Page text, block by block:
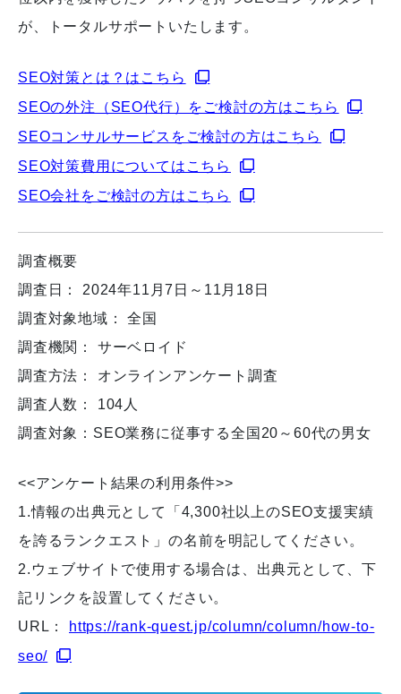
が、トータルサポートいたします。
SEO対策とは？はこちら
SEOの外注（SEO代行）をご検討の方はこちら
SEOコンサルサービスをご検討の方はこちら
SEO対策費用についてはこちら
SEO会社をご検討の方はこちら
調査概要
調査日： 2024年11月7日～11月18日
調査対象地域： 全国
調査機関： サーベロイド
調査方法： オンラインアンケート調査
調査人数： 104人
調査対象：SEO業務に従事する全国20～60代の男女
<<アンケート結果の利用条件>>
1.情報の出典元として「4,300社以上のSEO支援実績
を誇るランクエスト」の名前を明記してください。
2.ウェブサイトで使用する場合は、出典元として、下
記リンクを設置してください。
URL：
https://rank-quest.jp/column/column/how-to-
seo/